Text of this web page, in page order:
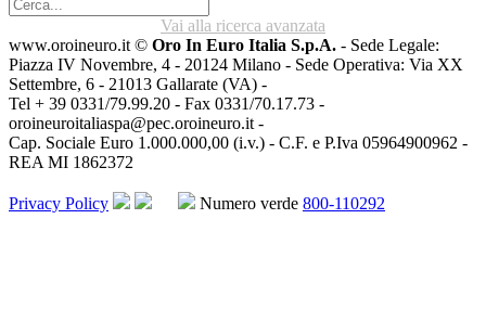
Vai alla ricerca avanzata
www.oroineuro.it © Oro In Euro Italia S.p.A. - Sede Legale:
Piazza IV Novembre, 4 - 20124 Milano - Sede Operativa: Via XX
Settembre, 6 - 21013 Gallarate (VA) -
Tel + 39 0331/79.99.20 - Fax 0331/70.17.73 -
oroineuroitaliaspa@pec.oroineuro.it -
Cap. Sociale Euro 1.000.000,00 (i.v.) - C.F. e P.Iva 05964900962 -
REA MI 1862372
Privacy Policy Numero verde 800-110292